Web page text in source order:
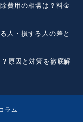
費用の相場は？料金
人・損する人の差と
原因と対策を徹底解
ラム